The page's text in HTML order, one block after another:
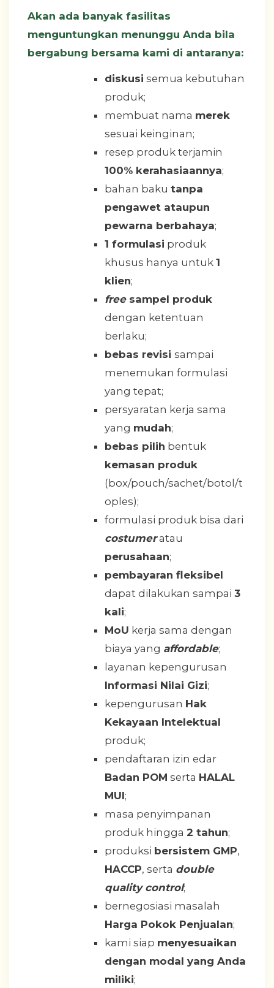
Akan ada banyak fasilitas
menguntungkan menunggu Anda bila
bergabung bersama kami di antaranya:
diskusi semua kebutuhan
produk;
membuat nama merek
sesuai keinginan;
resep produk terjamin
100% kerahasiaannya;
bahan baku tanpa
pengawet ataupun
pewarna berbahaya;
1 formulasi produk
khusus hanya untuk 1
klien;
freesampel produk
dengan ketentuan
berlaku;
bebas revisi sampai
menemukan formulasi
yang tepat;
persyaratan kerja sama
yang mudah;
bebas pilih bentuk
kemasan produk
(box/pouch/sachet/botol/t
oples);
formulasi produk bisa dari
costumeratau
perusahaan;
pembayaran fleksibel
dapat dilakukan sampai 3
kali;
MoU kerja sama dengan
biaya yang affordable;
layanan kepengurusan
Informasi Nilai Gizi;
kepengurusan Hak
Kekayaan Intelektual
produk;
pendaftaran izin edar
Badan POM serta HALAL
MUI;
masa penyimpanan
produk hingga 2 tahun;
produksi bersistem GMP,
HACCP, serta double
quality control;
bernegosiasi masalah
Harga Pokok Penjualan;
kami siap menyesuaikan
dengan modal yang Anda
miliki;